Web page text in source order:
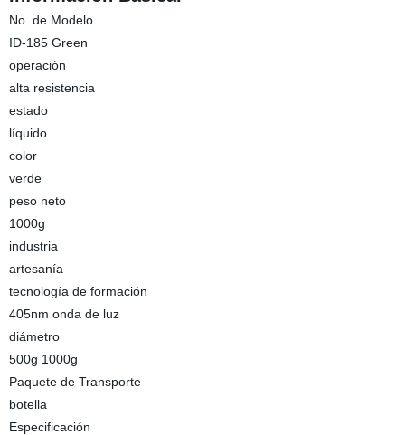
No. de Modelo.
ID-185 Green
operación
alta resistencia
estado
líquido
color
verde
peso neto
1000g
industria
artesanía
tecnología de formación
405nm onda de luz
diámetro
500g 1000g
Paquete de Transporte
botella
Especificación